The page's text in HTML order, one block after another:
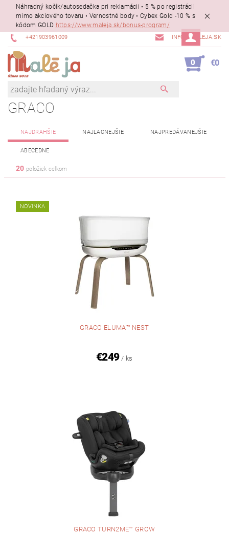
Náhradný kočík/autosedačka pri reklamácii • 5 % po registrácii
mimo akciového tovaru • Vernostné body • Cybex Gold -10 % s
kódom GOLD https://www.maleja.sk/bonus-program/
+421903961009 INFO@MALEJA.SK
0 €0
GRACO
NAJDRAHŠIE NAJLACNEJŠIE NAJPREDÁVANEJŠIE
ABECEDNE
20 položiek celkom
NOVINKA
GRACO ELUMA™ NEST
€249 / ks
GRACO TURN2ME™ GROW